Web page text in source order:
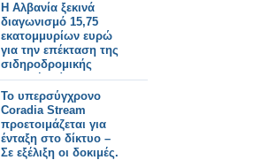
Η Αλβανία ξεκινά
διαγωνισμό 15,75
εκατομμυρίων ευρώ
για την επέκταση της
σιδηροδρομικής
γραμμής Τίρανα-
Δυρράχιο.
Το υπερσύγχρονο
Coradia Stream
προετοιμάζεται για
ένταξη στο δίκτυο –
Σε εξέλιξη οι δοκιμές.